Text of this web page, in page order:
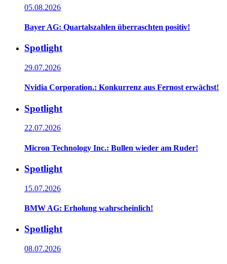
05.08.2026
Bayer AG: Quartalszahlen überraschten positiv!
Spotlight
29.07.2026
Nvidia Corporation.: Konkurrenz aus Fernost erwächst!
Spotlight
22.07.2026
Micron Technology Inc.: Bullen wieder am Ruder!
Spotlight
15.07.2026
BMW AG: Erholung wahrscheinlich!
Spotlight
08.07.2026